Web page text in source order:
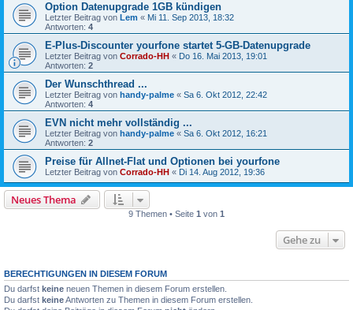
Option Datenupgrade 1GB kündigen
Letzter Beitrag von Lem « Mi 11. Sep 2013, 18:32
Antworten: 4
E-Plus-Discounter yourfone startet 5-GB-Datenupgrade
Letzter Beitrag von Corrado-HH « Do 16. Mai 2013, 19:01
Antworten: 2
Der Wunschthread ...
Letzter Beitrag von handy-palme « Sa 6. Okt 2012, 22:42
Antworten: 4
EVN nicht mehr vollständig ...
Letzter Beitrag von handy-palme « Sa 6. Okt 2012, 16:21
Antworten: 2
Preise für Allnet-Flat und Optionen bei yourfone
Letzter Beitrag von Corrado-HH « Di 14. Aug 2012, 19:36
Neues Thema
9 Themen • Seite 1 von 1
Gehe zu
BERECHTIGUNGEN IN DIESEM FORUM
Du darfst keine neuen Themen in diesem Forum erstellen.
Du darfst keineAntworten zu Themen in diesem Forum erstellen.